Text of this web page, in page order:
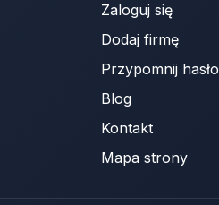
Zaloguj się
Dodaj firmę
Przypomnij hasło
Blog
Kontakt
Mapa strony